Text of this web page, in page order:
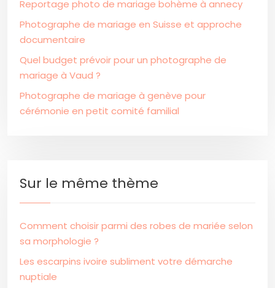
Reportage photo de mariage bohème à annecy
Photographe de mariage en Suisse et approche
documentaire
Quel budget prévoir pour un photographe de
mariage à Vaud ?
Photographe de mariage à genève pour
cérémonie en petit comité familial
Sur le même thème
Comment choisir parmi des robes de mariée selon
sa morphologie ?
Les escarpins ivoire subliment votre démarche
nuptiale